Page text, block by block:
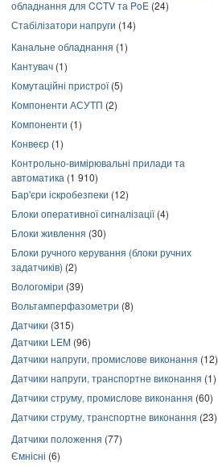
обладнання для CCTV та PoE (24)
Стабілізатори напруги (14)
Канальне обладнання (1)
Кантувач (1)
Комутаційні пристрої(5)
Компоненти АСУТП (2)
Компоненти (1)
Конвеєр (1)
Контрольно-вимірювальні прилади та
автоматика (1 910)
Бар'єри іскробезпеки (12)
Блоки оперативної сигналізації(4)
Блоки живлення (30)
Блоки ручного керування (блоки ручних
задатчиків) (2)
Вологоміри (39)
Вольтамперфазометри (8)
Датчики (315)
Датчики LEM (96)
Датчики напруги, промислове виконання (12)
Датчики напруги, транспортне виконання (1)
Датчики струму, промислове виконання (60)
Датчики струму, транспортне виконання (23)
Датчики положення (77)
Ємнісні (6)